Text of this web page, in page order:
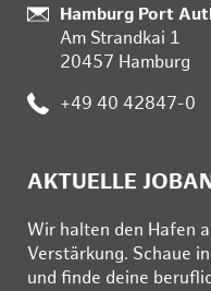
Standort:
Hamburg Port
Am Strandkai 1
20457 Hamburg
Telefon:
+49 40 42847-0
AKTUELLE
Wir hal­ten den Ha­fen
Ver­stär­kung. Schau­e
und fin­de deine